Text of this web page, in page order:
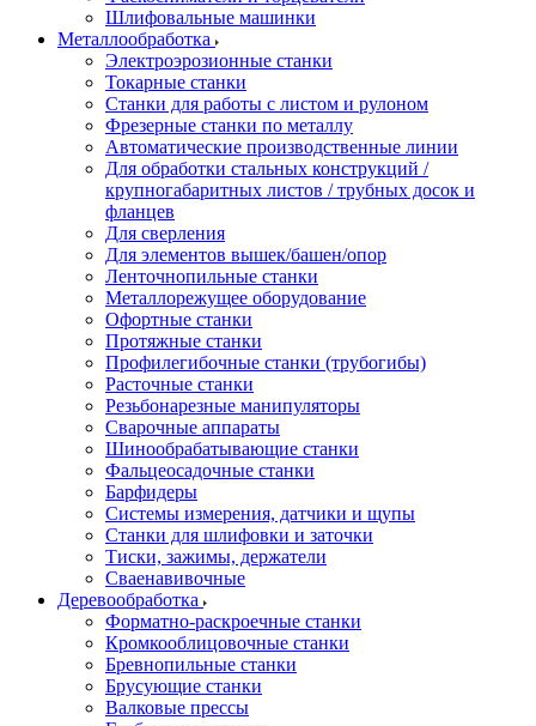
Шлифовальные машинки
Металлообработка
Электроэрозионные станки
Токарные станки
Станки для работы с листом и рулоном
Фрезерные станки по металлу
Автоматические производственные линии
Для обработки стальных конструкций /
крупногабаритных листов / трубных досок и
фланцев
Для сверления
Для элементов вышек/башен/опор
Ленточнопильные станки
Металлорежущее оборудование
Офортные станки
Протяжные станки
Профилегибочные станки (трубогибы)
Расточные станки
Резьбонарезные манипуляторы
Сварочные аппараты
Шинообрабатывающие станки
Фальцеосадочные станки
Барфидеры
Системы измерения, датчики и щупы
Станки для шлифовки и заточки
Тиски, зажимы, держатели
Cваенавивочные
Деревообработка
Форматно-раскроечные станки
Кромкооблицовочные станки
Бревнопильные станки
Брусующие станки
Валковые прессы